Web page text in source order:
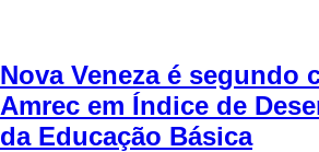
Nova Veneza é segundo
Amrec em Índice de
da Educação Básica